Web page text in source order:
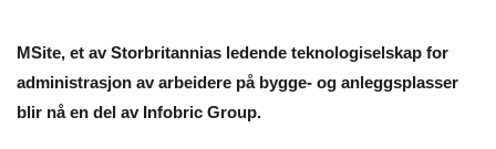
MSite, et av Storbritannias ledende teknologiselskap for
administrasjon av arbeidere på bygge- og anleggsplasser
blir nå en del av Infobric Group.